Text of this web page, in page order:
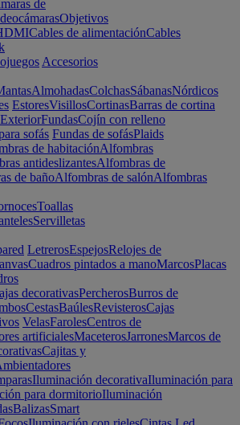
de
Objetivos
Cables de alimentaciónCables
Accesorios
AlmohadasColchasSábanasNórdicos
EstoresVisillosCortinasBarras de cortina
ExteriorFundasCojín con relleno
sofás Fundas de sofásPlaids
de habitaciónAlfombras
antideslizantesAlfombras de
de bañoAlfombras de salónAlfombras
Toallas
Servilletas
LetrerosEspejosRelojes de
Cuadros pintados a manoMarcosPlacas
decorativasPercherosBurros de
CestasBaúlesRevisterosCajas
VelasFarolesCentros de
artificialesMaceterosJarronesMarcos de
Cajitas y
Iluminación decorativaIluminación para
para dormitorioIluminación
BalizasSmart